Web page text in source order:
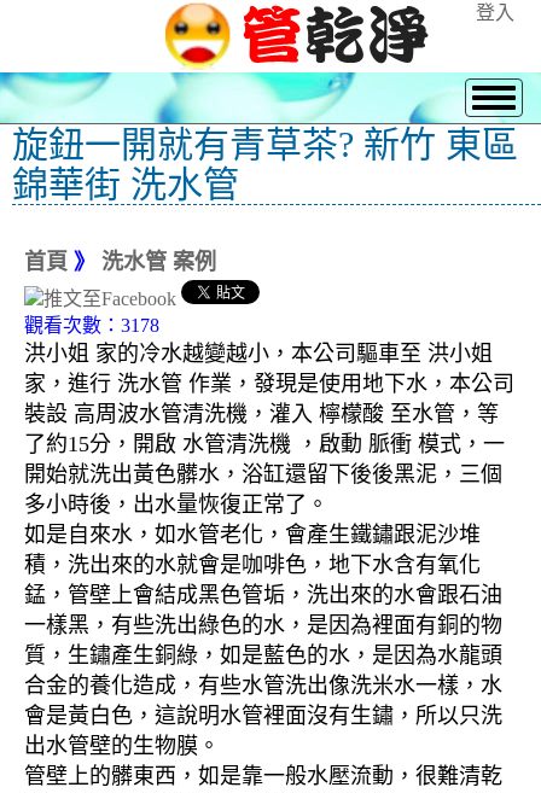
登入
旋鈕一開就有青草茶? 新竹 東區
錦華街 洗水管
首頁 》 洗水管 案例
觀看次數：3178
洪小姐 家的冷水越變越小，本公司驅車至 洪小姐
家，進行 洗水管 作業，發現是使用地下水，本公司
裝設 高周波水管清洗機，灌入 檸檬酸 至水管，等
了約15分，開啟 水管清洗機 ，啟動 脈衝 模式，一
開始就洗出黃色髒水，浴缸還留下後後黑泥，三個
多小時後，出水量恢復正常了。
如是自來水，如水管老化，會產生鐵鏽跟泥沙堆
積，洗出來的水就會是咖啡色，地下水含有氧化
錳，管壁上會結成黑色管垢，洗出來的水會跟石油
一樣黑，有些洗出綠色的水，是因為裡面有銅的物
質，生鏽產生銅綠，如是藍色的水，是因為水龍頭
合金的養化造成，有些水管洗出像洗米水一樣，水
會是黃白色，這說明水管裡面沒有生鏽，所以只洗
出水管壁的生物膜。
管壁上的髒東西，如是靠一般水壓流動，很難清乾